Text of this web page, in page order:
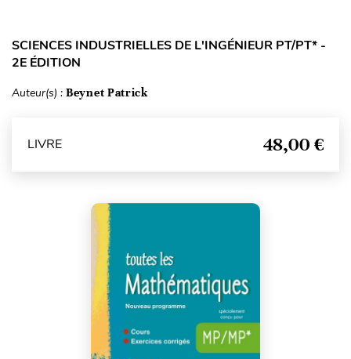
SCIENCES INDUSTRIELLES DE L'INGÉNIEUR PT/PT* -
2E ÉDITION
Auteur(s) : Beynet Patrick
LIVRE 48,00 €